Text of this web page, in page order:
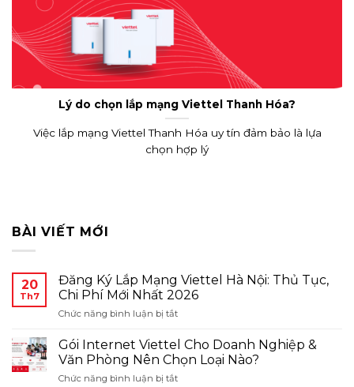
Lý do chọn lắp mạng Viettel Thanh Hóa?
Việc lắp mạng Viettel Thanh Hóa uy tín đảm bảo là lựa
chọn hợp lý
BÀI VIẾT MỚI
20
Th7
Đăng Ký Lắp Mạng Viettel Hà Nội: Thủ Tục,
Chi Phí Mới Nhất 2026
Chức năng bình luận bị tắtở
Ký
Mạng
Viettel
Gói Internet Viettel Cho Doanh Nghiệp &
Văn Phòng Nên Chọn Loại Nào?
Chức năng bình luận bị tắtở